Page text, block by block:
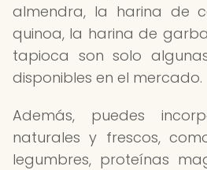
almendra, la harina de
quinoa, la harina de
tapioca son solo
disponibles en el mercado.
Además, puedes
naturales y frescos,
legumbres, proteínas